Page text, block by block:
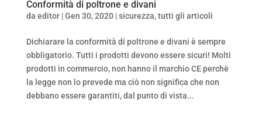
Conformità di poltrone e divani
da editor|Gen 30, 2020|sicurezza,tutti gli articoli
Dichiarare la conformità di poltrone e divani è sempre
obbligatorio. Tutti i prodotti devono essere sicuri! Molti
prodotti in commercio, non hanno il marchio CE perchè
la legge non lo prevede ma ciò non significa che non
debbano essere garantiti, dal punto di vista...